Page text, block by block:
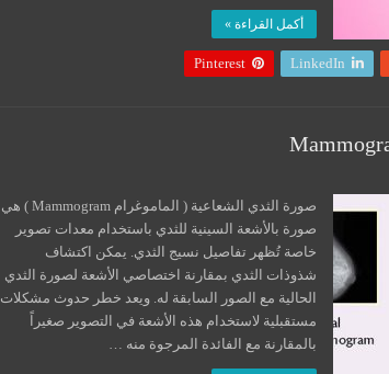
أكمل القراءة »
LinkedIn
Pinterest
صورة الثدي الشعاعية ( الماموغرام Mammogram ) هي
صورة بالأشعة السينية للثدي باستخدام معدات تصوير
خاصة تُظهر تفاصيل نسيج الثدي. يمكن اكتشاف
شذوذات الثدي بمقارنة اختصاصي الأشعة لصورة الثدي
الحالية مع الصور السابقة له. ويعد خطر حدوث مشكلات
مستقبلية لاستخدام هذه الأشعة في التصوير صغيراً
بالمقارنة مع الفائدة المرجوة منه …